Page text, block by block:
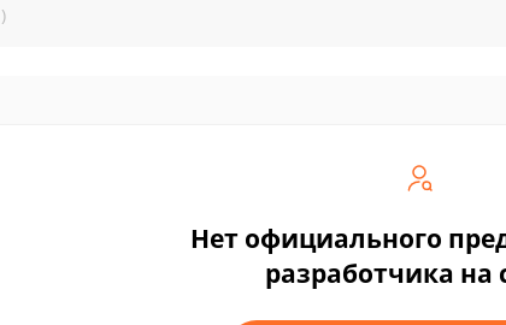
Нет официального
разработчика на